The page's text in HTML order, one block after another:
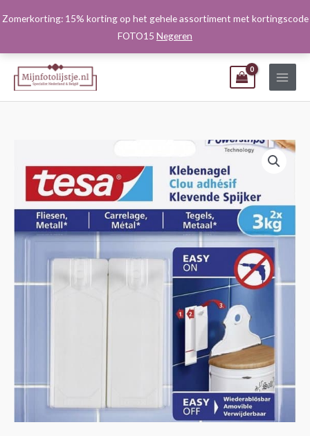
Zomerkorting: 15% korting op het gehele assortiment met kortingscode
FOTO15 Negeren
naar